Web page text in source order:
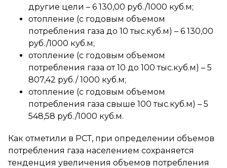
другие цели – 6 130,00 руб./1000 куб.м;
отопление (с годовым объемом
потребления газа до 10 тыс.куб.м) – 6 130,00
руб./1000 куб.м;
отопление (с годовым объемом
потребления газа от 10 до 100 тыс.куб.м) – 5
807,42 руб./ 1000 куб.м;
отопление (с годовым объемом
потребления газа свыше 100 тыс.куб.м) – 5
548,58 руб./1000 куб.м.
Как отметили в РСТ, при определении объемов
потребления газа населением сохраняется
тенденция увеличения объемов потребления